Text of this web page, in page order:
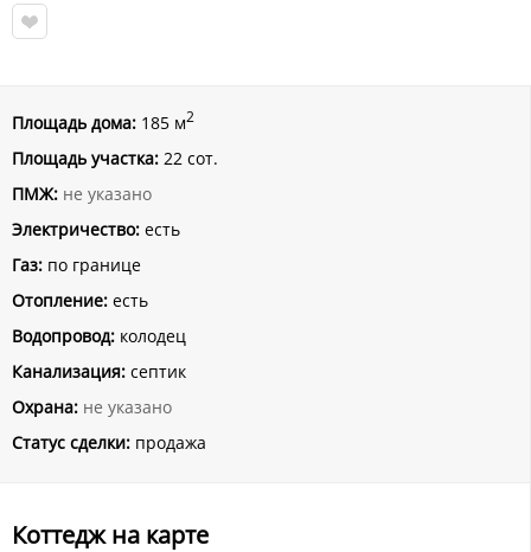
Площадь дома: 185 м2
Площадь участка: 22 сот.
ПМЖ: не указано
Электричество: есть
Газ: по границе
Отопление: есть
Водопровод: колодец
Канализация: септик
Охрана: не указано
Статус сделки: продажа
Коттедж на карте